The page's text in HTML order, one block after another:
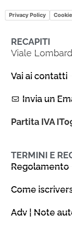
Privacy Policy
RECAPITI
Viale
Vai ai contatti
Invia un
Partita IVA
TERMINI E
Regolamento
Come
Adv | Note